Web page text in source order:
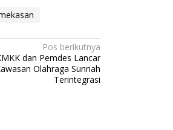
Pos berikutnya
dan Pemdes Lancar
Olahraga Sunnah
Terintegrasi